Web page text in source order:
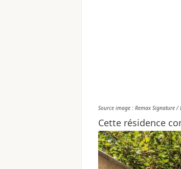
Source image : Remax Signature
Cette résidence